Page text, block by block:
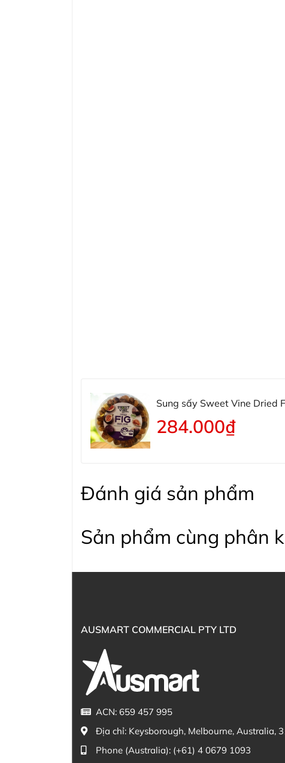
Sung sấy Sweet Vine Dried
284.000₫
Đánh giá sản phẩm
Sản phẩm cùng phân
AUSMART COMMERCIAL PTY LTD
ACN: 659 457 995
Địa chỉ: Keysborough, Melbourne, Australia,
Phone (Australia): (+61) 4 0679 1093